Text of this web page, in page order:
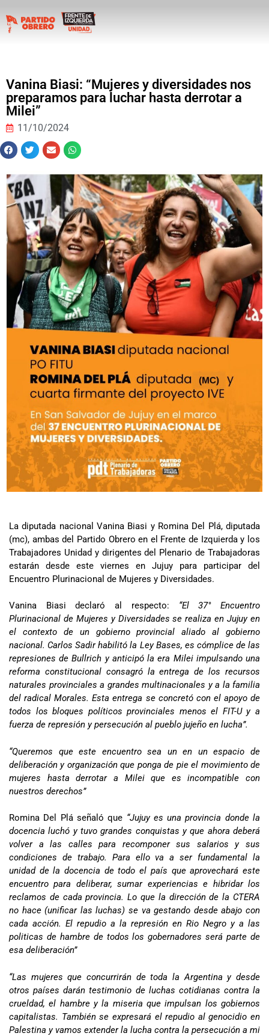
Vanina Biasi: “Mujeres y diversidades nos
preparamos para luchar hasta derrotar a
Milei”
11/10/2024
La diputada nacional Vanina Biasi y Romina Del Plá, diputada
(mc), ambas del Partido Obrero en el Frente de Izquierda y los
Trabajadores Unidad y dirigentes del Plenario de Trabajadoras
estarán desde este viernes en Jujuy para participar del
Encuentro Plurinacional de Mujeres y Diversidades.
Vanina Biasi declaró al respecto: “El 37° Encuentro
Plurinacional de Mujeres y Diversidades se realiza en Jujuy en
el contexto de un gobierno provincial aliado al gobierno
nacional. Carlos Sadir habilitó la Ley Bases, es cómplice de las
represiones de Bullrich y anticipó la era Milei impulsando una
reforma constitucional consagró la entrega de los recursos
naturales provinciales a grandes multinacionales y a la familia
del radical Morales. Esta entrega se concretó con el apoyo de
todos los bloques políticos provinciales menos el FIT-U y a
fuerza de represión y persecución al pueblo jujeño en lucha”.
“Queremos que este encuentro sea un en un espacio de
deliberación y organización que ponga de pie el movimiento de
mujeres hasta derrotar a Milei que es incompatible con
nuestros derechos”
Romina Del Plá señaló que “Jujuy es una provincia donde la
docencia luchó y tuvo grandes conquistas y que ahora deberá
volver a las calles para recomponer sus salarios y sus
condiciones de trabajo. Para ello va a ser fundamental la
unidad de la docencia de todo el país que aprovechará este
encuentro para deliberar, sumar experiencias e hibridar los
reclamos de cada provincia. Lo que la dirección de la CTERA
no hace (unificar las luchas) se va gestando desde abajo con
cada acción. El repudio a la represión en Rio Negro y a las
politicas de hambre de todos los gobernadores será parte de
esa deliberación”
“Las mujeres que concurrirán de toda la Argentina y desde
otros países darán testimonio de luchas cotidianas contra la
crueldad, el hambre y la miseria que impulsan los gobiernos
capitalistas. También se expresará el repudio al genocidio en
Palestina y vamos extender la lucha contra la persecución a mi